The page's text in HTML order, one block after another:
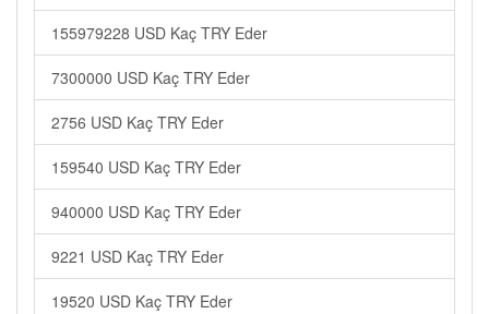
155979228 USD Kaç TRY Eder
7300000 USD Kaç TRY Eder
2756 USD Kaç TRY Eder
159540 USD Kaç TRY Eder
940000 USD Kaç TRY Eder
9221 USD Kaç TRY Eder
19520 USD Kaç TRY Eder